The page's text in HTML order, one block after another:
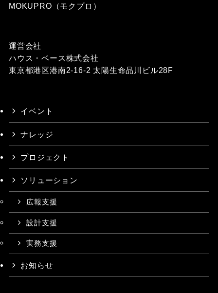
MOKUPRO（モクプロ）
運営会社
ハウス・ベース株式会社
東京都港区港南2-16-2 太陽生命品川ビル28F
イベント
ナレッジ
プロジェクト
ソリューション
広報支援
設計支援
実務支援
お知らせ